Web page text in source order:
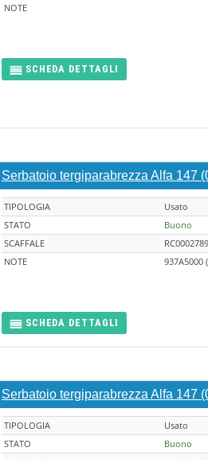
NOTE
SCHEDA DETTAGLI
Serbatoio tergiparabrezza Alfa 147
TIPOLOGIA
Usato
STATO
Buono
SCAFFALE
NOTE
937A5000
SCHEDA DETTAGLI
Serbatoio tergiparabrezza Alfa 147
TIPOLOGIA
Usato
STATO
Buono